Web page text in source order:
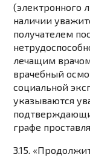
(электронного
наличии
получателем
лечащим
врачебный
социальной
указываются
графе
3.15.